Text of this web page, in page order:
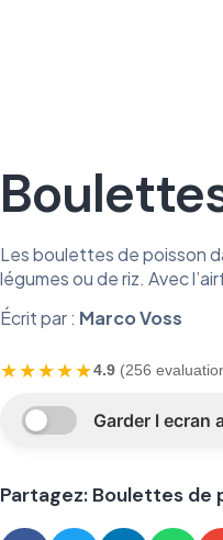
Les boulettes de poisson
légumes ou de riz. Avec
Écrit par : Marco Voss
★★★★★4.9 (256
Partagez: Boulettes de